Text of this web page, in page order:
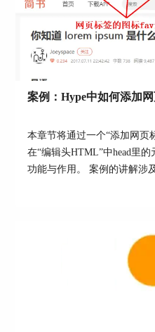
一样的场景后，然后切
项卡，选中第二个场景
中第三个场景，设置填
后，场景列表如下图5
拟手机的3个不同页面。
案例：Hype中如何添加
本章节将通过一个“添加网页
在“编辑头HTML”中head里
功能与作用。 案例的讲解涉
单，相信小伙伴通过这样一